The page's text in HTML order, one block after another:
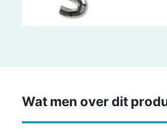
Wat men over dit